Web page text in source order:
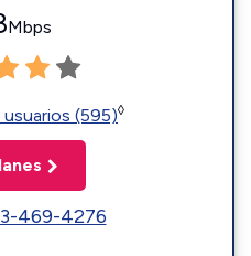
Mbps
(595)◊
469-4276